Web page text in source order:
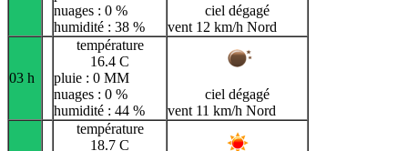
nuages : 0 %
humidité : 38 %
ciel dégagé
vent 12 km/h Nord
03 h
température
16.4 C
pluie : 0 MM
nuages : 0 %
humidité : 44 %
ciel dégagé
vent 11 km/h Nord
température
18.7 C